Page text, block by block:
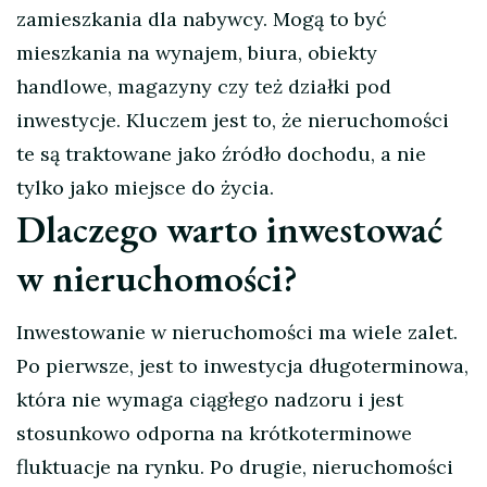
zamieszkania dla nabywcy. Mogą to być
mieszkania na wynajem, biura, obiekty
handlowe, magazyny czy też działki pod
inwestycje. Kluczem jest to, że nieruchomości
te są traktowane jako źródło dochodu, a nie
tylko jako miejsce do życia.
Dlaczego warto inwestować
w nieruchomości?
Inwestowanie w nieruchomości ma wiele zalet.
Po pierwsze, jest to inwestycja długoterminowa,
która nie wymaga ciągłego nadzoru i jest
stosunkowo odporna na krótkoterminowe
fluktuacje na rynku. Po drugie, nieruchomości